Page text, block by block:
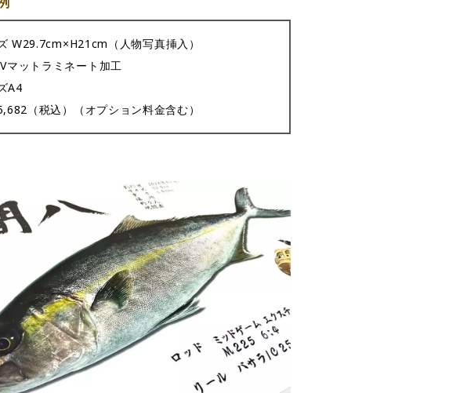
W29.7cm×H21cm（人物写真挿入）
マットラミネート加工
A4
（税込）（オプション料金含む）